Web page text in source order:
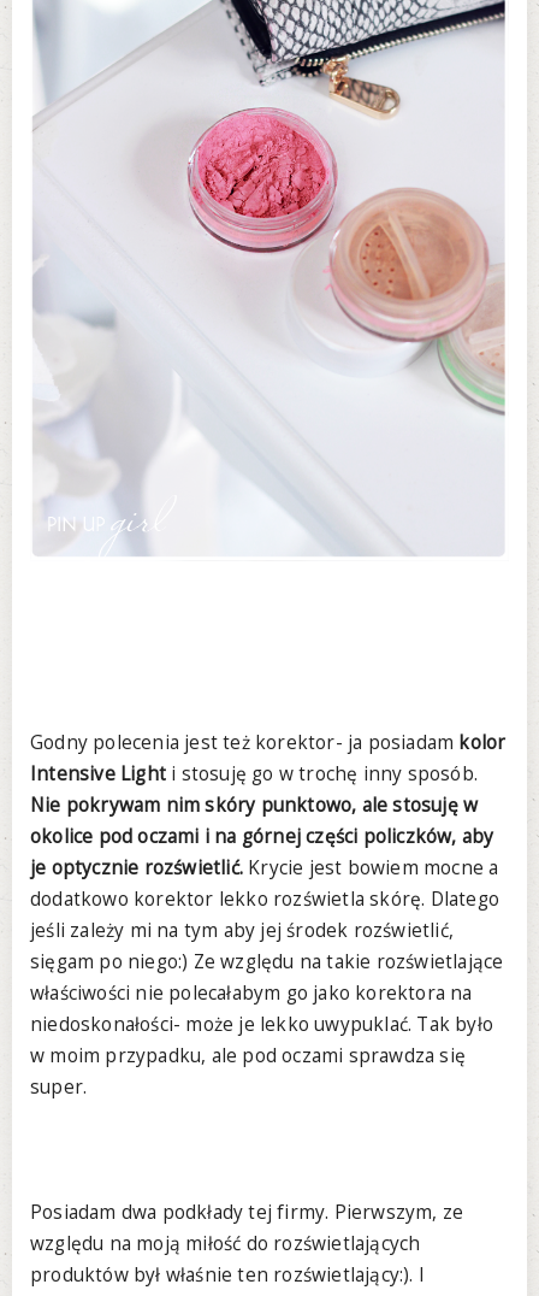
Godny polecenia jest też korektor- ja posiadam kolor
Intensive Light i stosuję go w trochę inny sposób.
Nie pokrywam nim skóry punktowo, ale stosuję w
okolice pod oczami i na górnej części policzków, aby
je optycznie rozświetlić. Krycie jest bowiem mocne a
dodatkowo korektor lekko rozświetla skórę. Dlatego
jeśli zależy mi na tym aby jej środek rozświetlić,
sięgam po niego:) Ze względu na takie rozświetlające
właściwości nie polecałabym go jako korektora na
niedoskonałości- może je lekko uwypuklać. Tak było
w moim przypadku, ale pod oczami sprawdza się
super.
Posiadam dwa podkłady tej firmy. Pierwszym, ze
względu na moją miłość do rozświetlających
produktów był właśnie ten rozświetlający:). I